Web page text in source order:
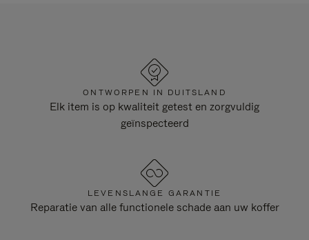
ONTWORPEN IN DUITSLAND
Elk item is op kwaliteit getest en zorgvuldig
geïnspecteerd
LEVENSLANGE GARANTIE
Reparatie van alle functionele schade aan uw koffer